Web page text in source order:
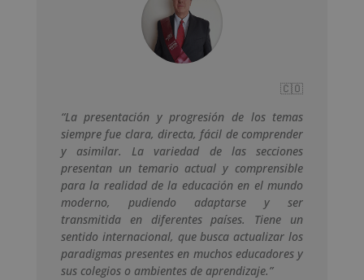
🇨🇴
“La presentación y progresión de los temas
siempre fue clara, directa, fácil de comprender
y asimilar. La variedad de las secciones
presentan un temario actual y comprensible
para la realidad de la educación en el mundo
moderno, pudiendo adaptarse y ser
transmitida en diferentes países. Tiene un
sentido internacional, que busca actualizar los
paradigmas presentes en muchos educadores y
sus colegios o ambientes de aprendizaje.”